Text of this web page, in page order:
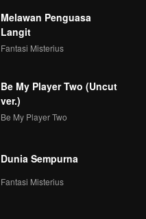
Melawan Penguasa
Langit
Fantasi Misterius
Be My Player Two (Uncut
ver.)
Be My Player Two
Dunia Sempurna
Fantasi Misterius